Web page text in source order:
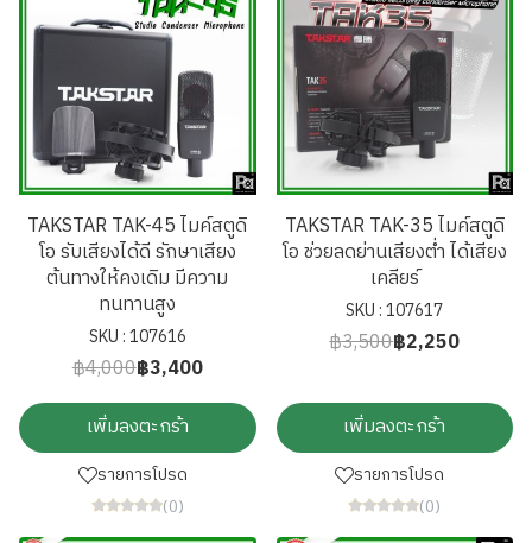
TAKSTAR TAK-45 ไมค์สตูดิ
โอ รับเสียงได้ดี รักษาเสียง
ต้นทางให้คงเดิม มีความ
ทนทานสูง
SKU : 107616
฿4,000฿3,400
เพิ่มลงตะกร้า
รายการโปรด
(0)
TAKSTAR TAK-35 ไมค์สตูดิ
โอ ช่วยลดย่านเสียงต่ำ ได้เสียง
เคลียร์
SKU : 107617
฿3,500฿2,250
เพิ่มลงตะกร้า
รายการโปรด
(0)